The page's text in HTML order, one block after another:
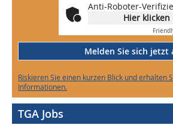
Anti-Roboter-
Hier klicken
Melden Sie sich jetzt
Riskieren Sie einen kurzen Blick und erhalten
Informationen.
TGA Jobs